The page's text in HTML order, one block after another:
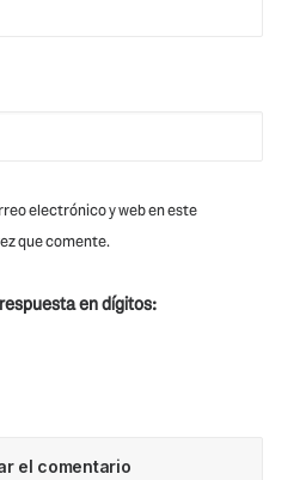
electrónico y web en este
que comente.
en dígitos: